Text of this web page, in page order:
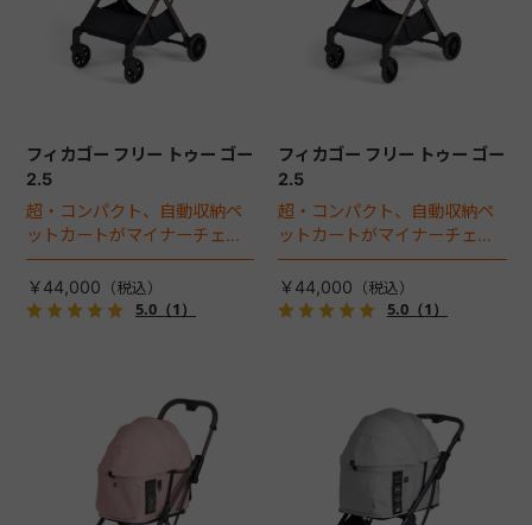
フィカゴー フリー トゥー ゴー
2.5
超・コンパクト、自動収納ペ
ットカートがマイナーチェン
ジ！
￥44,000
5.0（1）
フィカゴー フリー トゥー ゴー
2.5
超・コンパクト、自動収納ペ
ットカートがマイナーチェン
ジ！
￥44,000
5.0（1）